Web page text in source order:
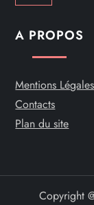
A PROPOS
Mentions Légales
Contacts
Plan du site
Copyright